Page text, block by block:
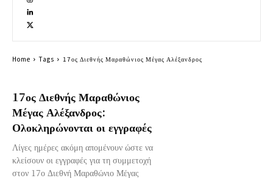
17ος Διεθνής Μαραθώνιος
Μέγας Αλέξανδρος:
Ολοκληρώνονται οι εγγραφές
Λίγες ημέρες ακόμη απομένουν ώστε να
κλείσουν οι εγγραφές για τη συμμετοχή
στον 17ο Διεθνή Μαραθώνιο Μέγας
Home Tags 17ος Διεθνής Μαραθώνιος Μέγας Αλέξανδρος